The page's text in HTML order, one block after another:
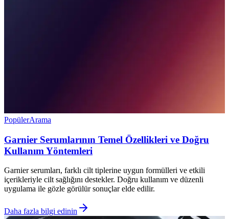
PopülerArama
Garnier Serumlarının Temel Özellikleri ve Doğru
Kullanım Yöntemleri
Garnier serumları, farklı cilt tiplerine uygun formülleri ve etkili
içerikleriyle cilt sağlığını destekler. Doğru kullanım ve düzenli
uygulama ile gözle görülür sonuçlar elde edilir.
Daha fazla bilgi edinin